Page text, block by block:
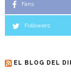
Fans
Followers
EL BLOG DEL